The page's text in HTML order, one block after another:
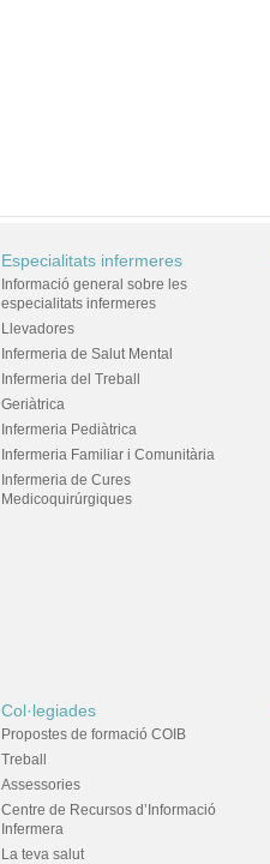
Especialitats infermeres
Informació general sobre les
especialitats infermeres
Llevadores
Infermeria de Salut Mental
Infermeria del Treball
Geriàtrica
Infermeria Pediàtrica
Infermeria Familiar i Comunitària
Infermeria de Cures
Medicoquirúrgiques
Col·legiades
Propostes de formació COIB
Treball
Assessories
Centre de Recursos d’Informació
Infermera
La teva salut